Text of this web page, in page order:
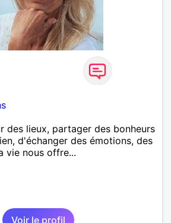
des lieux, partager des bonheurs
d'échanger des émotions, des
vie nous offre...
Voir le profil